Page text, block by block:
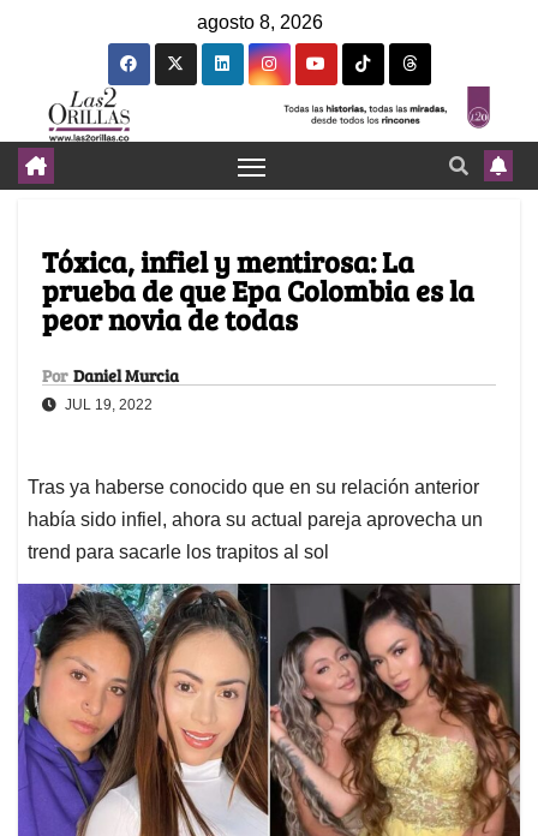
agosto 8, 2026
Tóxica, infiel y mentirosa: La
prueba de que Epa Colombia es la
peor novia de todas
Por Daniel Murcia
JUL 19, 2022
Tras ya haberse conocido que en su relación anterior
había sido infiel, ahora su actual pareja aprovecha un
trend para sacarle los trapitos al sol